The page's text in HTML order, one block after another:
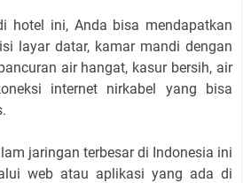
hotel ini, Anda bisa mendapatkan
layar datar, kamar mandi dengan
air hangat, kasur bersih, air
internet nirkabel yang bisa
jaringan terbesar di Indonesia ini
web atau aplikasi yang ada di